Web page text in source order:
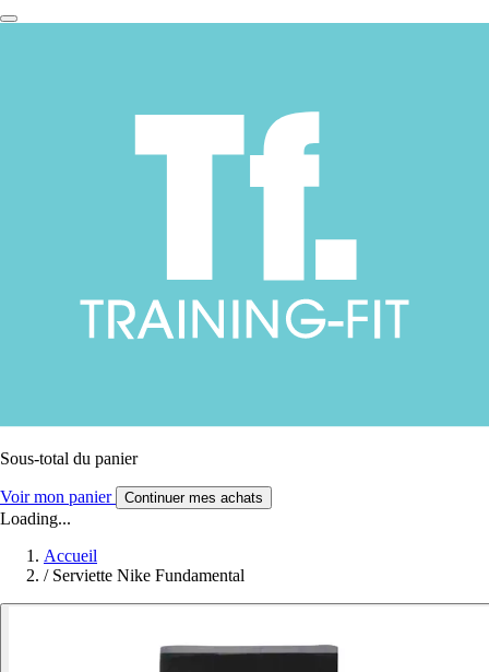
Sous-total du panier
Voir mon panier Continuer mes achats
Loading...
Accueil
/ Serviette Nike Fundamental